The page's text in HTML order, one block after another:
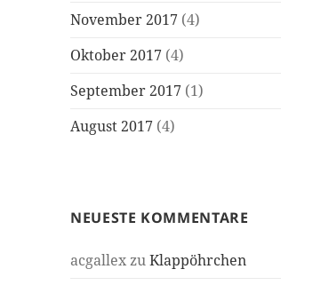
November 2017 (4)
Oktober 2017 (4)
September 2017 (1)
August 2017 (4)
NEUESTE KOMMENTARE
acgallexzuKlappöhrchen